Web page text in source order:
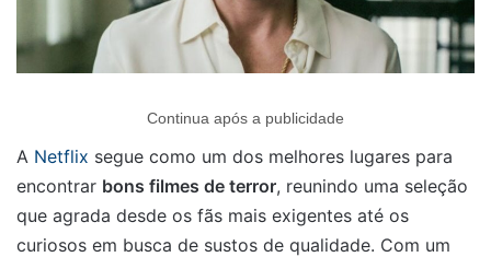
Continua após a publicidade
A Netflix segue como um dos melhores lugares para
encontrar bons filmes de terror, reunindo uma seleção
que agrada desde os fãs mais exigentes até os
curiosos em busca de sustos de qualidade. Com um